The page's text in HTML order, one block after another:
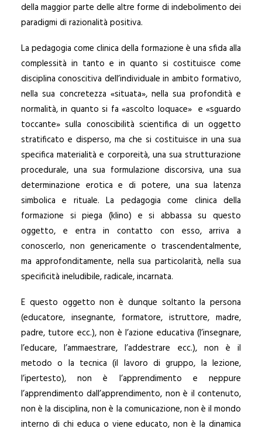
della maggior parte delle altre forme di indebolimento dei
paradigmi di razionalità positiva.
La pedagogia come clinica della formazione è una sfida alla
complessità in tanto e in quanto si costituisce come
disciplina conoscitiva dell’individuale in ambito formativo,
nella sua concretezza «situata», nella sua profondità e
normalità, in quanto si fa «ascolto loquace» e «sguardo
toccante» sulla conoscibilità scientifica di un oggetto
stratificato e disperso, ma che si costituisce in una sua
specifica materialità e corporeità, una sua strutturazione
procedurale, una sua formulazione discorsiva, una sua
determinazione erotica e di potere, una sua latenza
simbolica e rituale. La pedagogia come clinica della
formazione si piega (klino) e si abbassa su questo
oggetto, e entra in contatto con esso, arriva a
conoscerlo, non genericamente o trascendentalmente,
ma approfonditamente, nella sua particolarità, nella sua
specificità ineludibile, radicale, incarnata.
E questo oggetto non è dunque soltanto la persona
(educatore, insegnante, formatore, istruttore, madre,
padre, tutore ecc.), non è l’azione educativa (l’insegnare,
l’educare, l’ammaestrare, l’addestrare ecc.), non è il
metodo o la tecnica (il lavoro di gruppo, la lezione,
l’ipertesto), non è l’apprendimento e neppure
l’apprendimento dall’apprendimento, non è il contenuto,
non è la disciplina, non è la comunicazione, non è il mondo
interno di chi educa o viene educato, non è la dinamica